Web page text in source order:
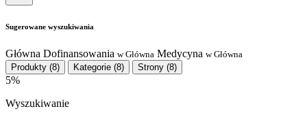
Sugerowane wyszukiwania
Główna Dofinansowania w Główna Medycyna w Główna
Produkty (8) Kategorie (8) Strony (8)
5%
Wyszukiwanie